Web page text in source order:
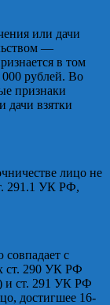
или дачи
—
в том
000 рублей. Во
признаки
дачи взятки
лицо не
291.1 УК РФ,
совпадает с
ст. 290 УК РФ
и ст. 291 УК РФ
достигшее 16-